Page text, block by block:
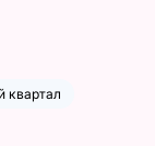
квартал